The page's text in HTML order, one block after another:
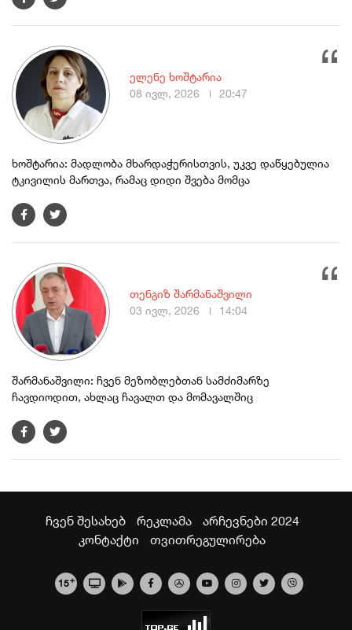
ხოშტარია: მადლობა მხარდაჭერისთვის, უკვე დაწყებულია
ტკივილის მართვა, რამაც დიდი შვება მომცა
ელენე ხოშტარია
08 ივლ, 2026
20:47
შარმანაშვილი: ჩვენ მეზობლებთან სამძიმარზე
ჩავდიოდით, ახლაც ჩავალთ და მომავალშიც
თენგიზ შარმანაშვილი
03 ივლ, 2026
14:04
ჩვენ შესახებ რეკლამა
არჩევნები 2024
კონტაქტი
თვითრეგულირება
15+